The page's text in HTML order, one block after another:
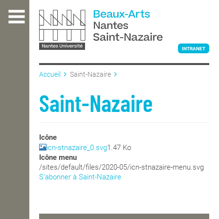
contenu
L'ÉCOLE
ENSEIGNEMENT
INTERNATIONAL
INTRANET
Accueil Saint-Nazaire
Saint-Nazaire
Icône
icn-stnazaire_0.svg1.47 Ko
Icône menu
/sites/default/files/2020-05/icn-stnazaire-menu.svg
S'abonner à Saint-Nazaire